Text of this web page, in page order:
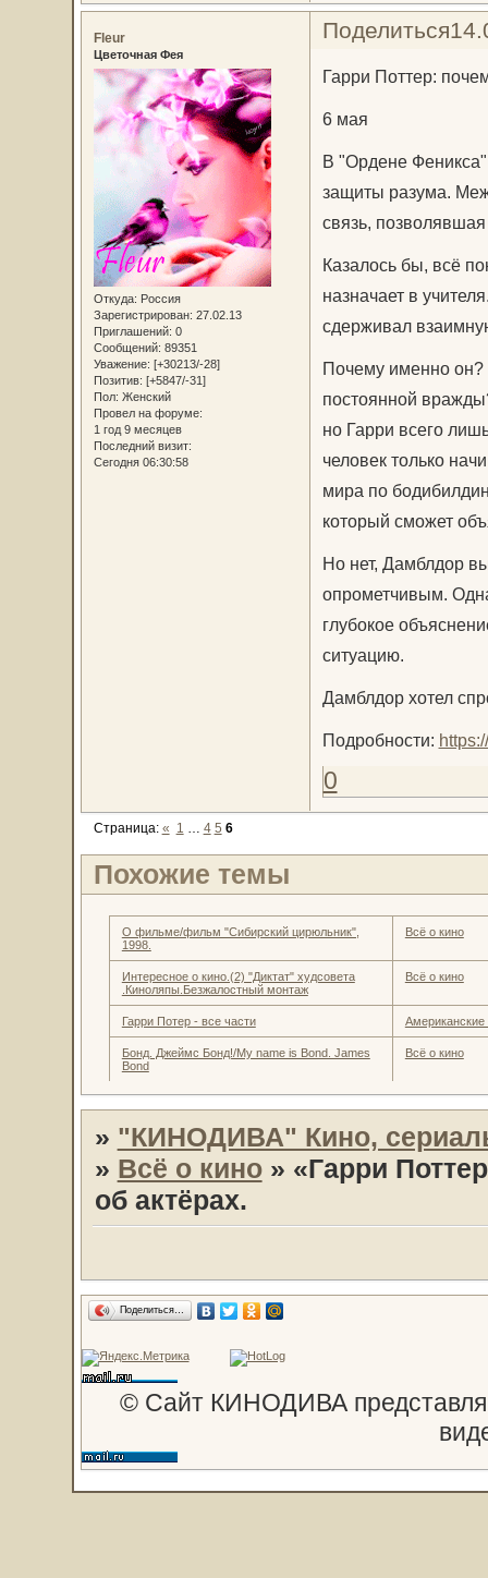
Поделиться
Fleur
Цветочная Фея
Откуда: Россия
Зарегистрирован: 27.02.13
Приглашений: 0
Сообщений: 89351
Уважение: [+30213/-28]
Позитив: [+5847/-31]
Пол: Женский
Провел на форуме:
1 год 9 месяцев
Последний визит:
Сегодня 06:30:58
Гарри Поттер:
6 мая
В "Ордене Феникса"
защиты разума.
связь, позволявшая
Казалось бы, всё
назначает в
сдерживал
Почему именно он?
постоянной
но Гарри всего
человек только
мира по
который сможет
Но нет, Дамблдор
опрометчивым.
глубокое
ситуацию.
Дамблдор хотел
Подробности:
0
Страница: « 1 4 5 6
Похожие темы
О фильме/фильм "Сибирский цирюльник",
1998.
Всё о кино
Интересное о кино.(2) "Диктат" худсовета
.Киноляпы.Безжалостный монтаж
Всё о кино
Гарри Потер - все части
Бонд. Джеймс Бонд!/My name is Bond. James
Bond
Всё о кино
» "КИНОДИВА" Кино,
» Всё о кино » «Гарри
об актёрах.
Поделиться…
© Сайт КИНОДИВА